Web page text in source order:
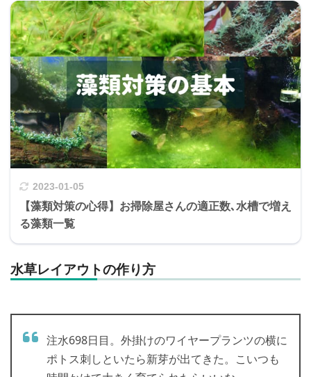
2023-01-05
【藻類対策の心得】お掃除屋さんの適正数､水槽で増え
る藻類一覧
水草レイアウトの作り方
注水698日目。外掛けのワイヤープランツの横に
ポトス刺しといたら新芽が出てきた。こいつも